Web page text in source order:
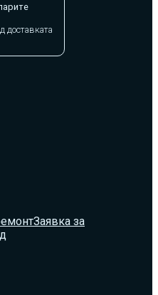
доставката
Заявка за